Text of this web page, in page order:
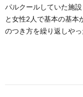
パルクールしていた施
と女性2人で基本の基本
のつき方を繰り返しや